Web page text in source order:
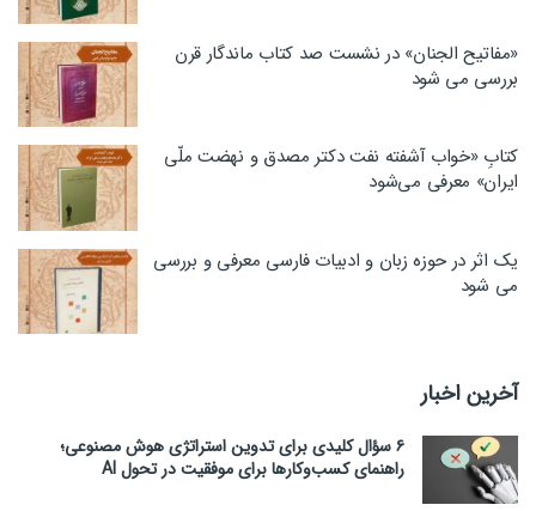
«مفاتیح الجنان» در نشست صد کتاب ماندگار قرن
بررسی می شود
کتابِ «خواب آشفته نفت دکتر مصدق و نهضت ملّی
ایران» معرفی می‌شود
یک اثر در حوزه زبان و ادبیات فارسی معرفی و بررسی
می شود
آخرین اخبار
۶ سؤال کلیدی برای تدوین استراتژی هوش مصنوعی؛
راهنمای کسب‌وکارها برای موفقیت در تحول AI